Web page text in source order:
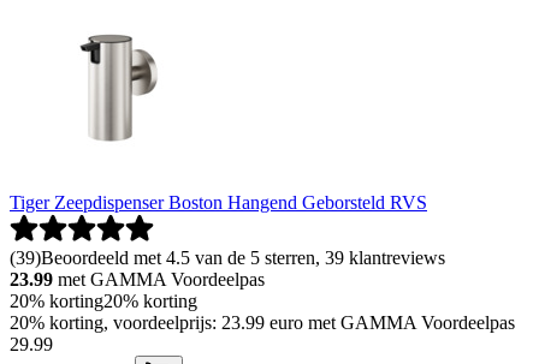
Tiger Zeepdispenser Boston Hangend Geborsteld RVS
(39)Beoordeeld met 4.5 van de 5 sterren, 39 klantreviews
23.99 met GAMMA Voordeelpas
20% korting20% korting
20% korting, voordeelprijs: 23.99 euro met GAMMA Voordeelpas
29.99